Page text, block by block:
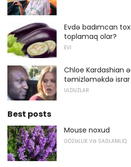
Evdə badımcan
toplamaq olar?
EVI
Chloe Kardashian
təmizləməkdə
ULDUZLAR
Best posts
Mouse noxud
GÖZƏLLIK VƏ SAĞLAMLIQ